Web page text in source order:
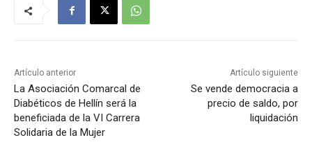
Artículo anterior
La Asociación Comarcal de
Diabéticos de Hellín será la
beneficiada de la VI Carrera
Solidaria de la Mujer
Artículo siguiente
Se vende democracia a
precio de saldo, por
liquidación